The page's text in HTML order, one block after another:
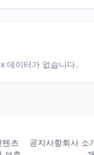
데이터가 없습니다.
츠
공지사항회사 소